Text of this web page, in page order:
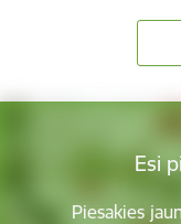
Esi
Piesakies